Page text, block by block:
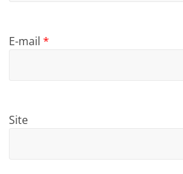
E-mail*
Site